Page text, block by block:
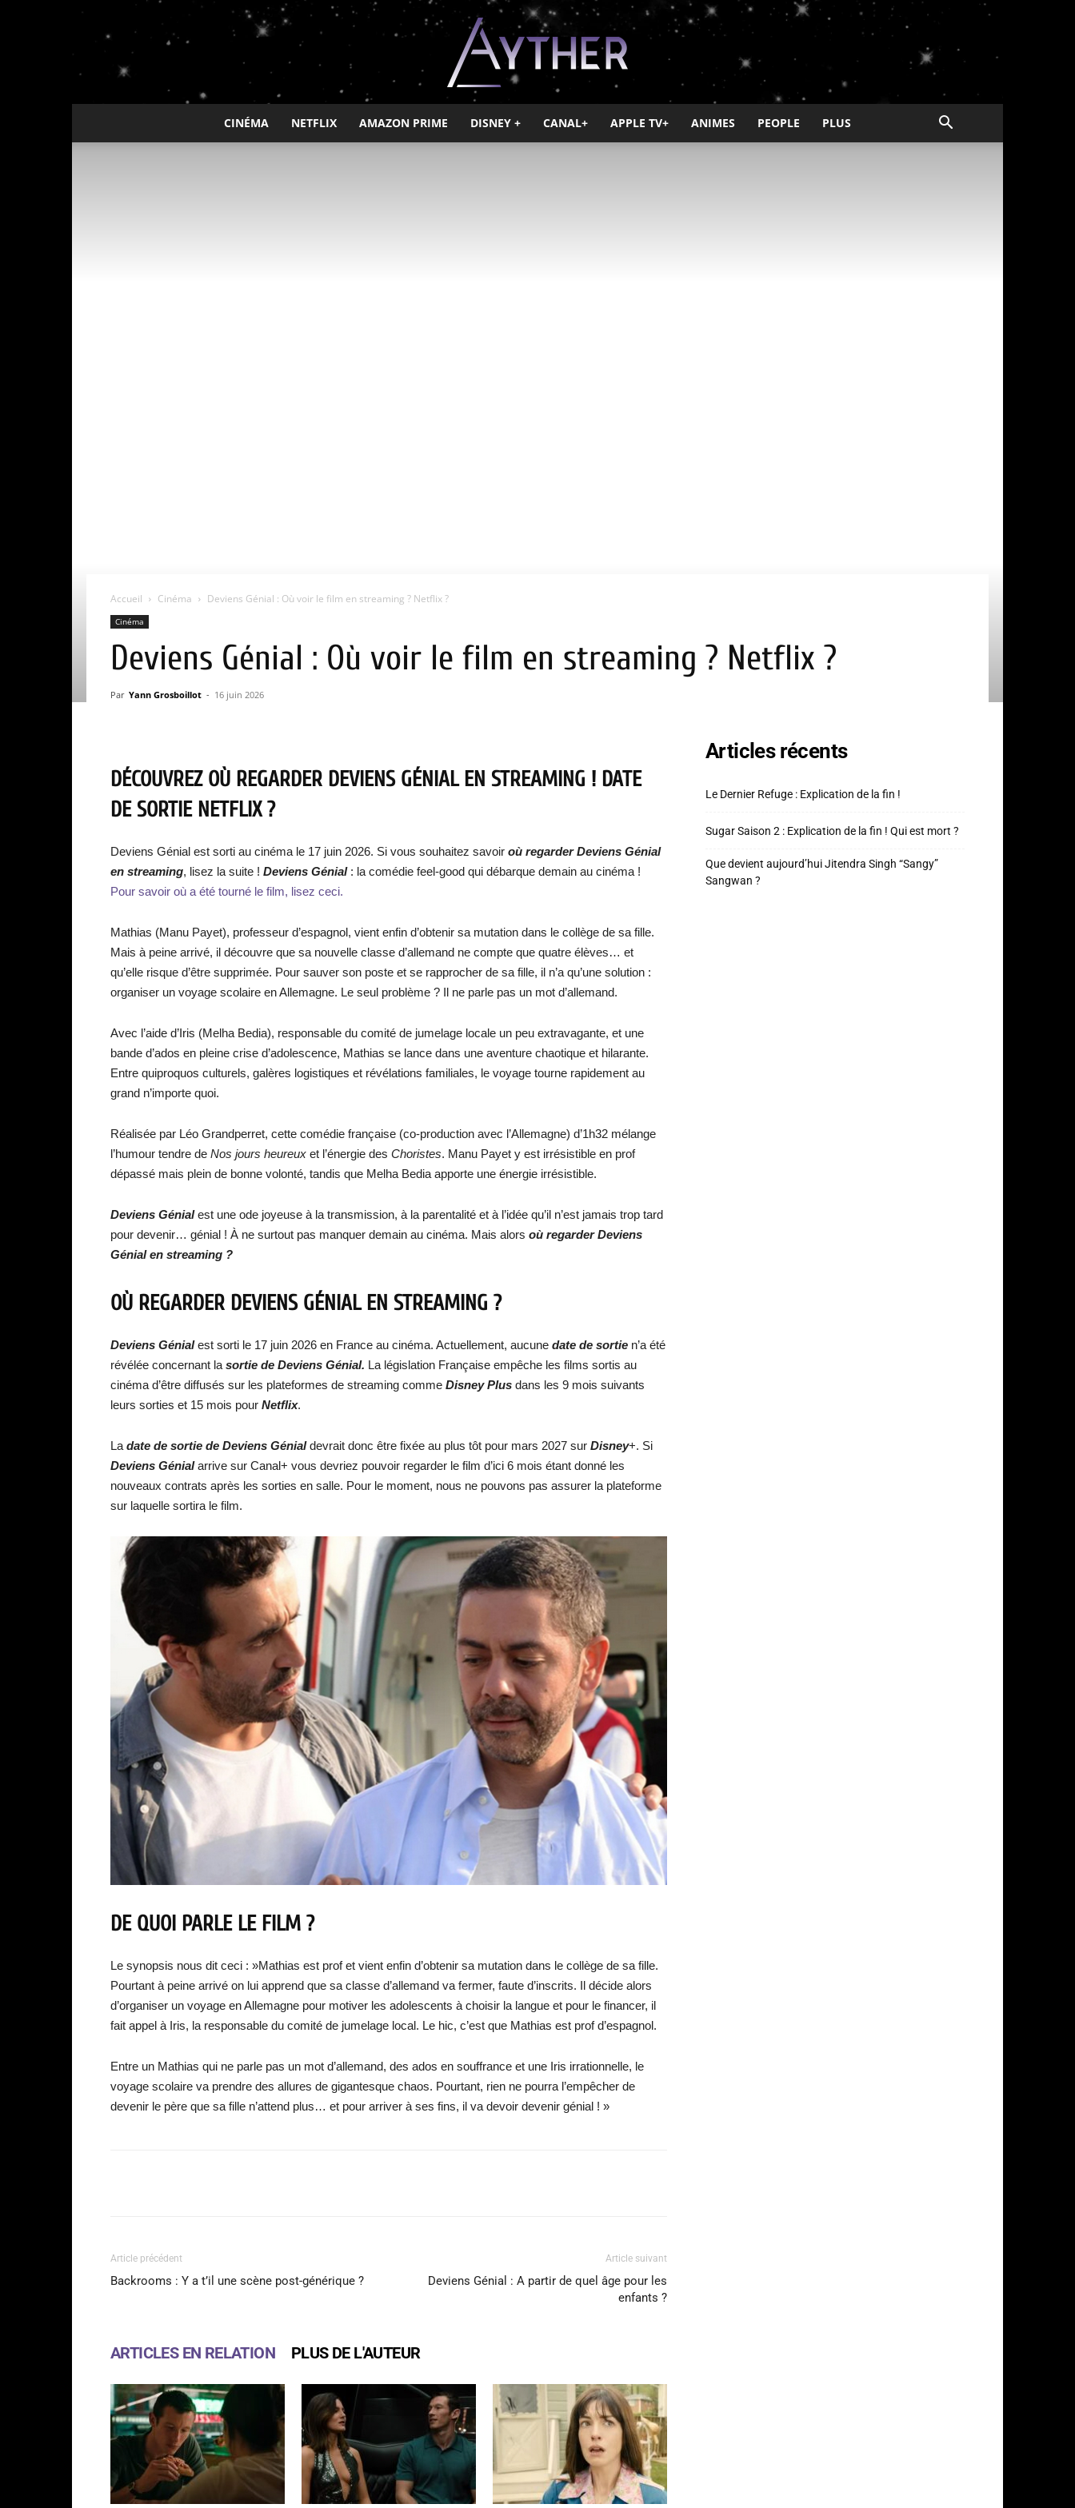
Ayther
CINÉMA NETFLIX AMAZON PRIME DISNEY + CANAL+ APPLE TV+ ANIMES PEOPLE PLUS
Accueil Cinéma Deviens Génial : Où voir le film en streaming ? Netflix ?
Cinéma
Deviens Génial : Où voir le film en streaming ? Netflix ?
Par Yann Grosboillot - 16 juin 2026
DÉCOUVREZ OÙ REGARDER DEVIENS GÉNIAL EN STREAMING ! DATE
DE SORTIE NETFLIX ?
Deviens Génial est sorti au cinéma le 17 juin 2026. Si vous souhaitez savoir où regarder Deviens Génial
en streaming, lisez la suite ! Deviens Génial : la comédie feel-good qui débarque demain au cinéma !
Pour savoir où a été tourné le film, lisez ceci.
Mathias (Manu Payet), professeur d’espagnol, vient enfin d’obtenir sa mutation dans le collège de sa fille.
Mais à peine arrivé, il découvre que sa nouvelle classe d’allemand ne compte que quatre élèves… et
qu’elle risque d’être supprimée. Pour sauver son poste et se rapprocher de sa fille, il n’a qu’une solution :
organiser un voyage scolaire en Allemagne. Le seul problème ? Il ne parle pas un mot d’allemand.
Avec l’aide d’Iris (Melha Bedia), responsable du comité de jumelage locale un peu extravagante, et une
bande d’ados en pleine crise d’adolescence, Mathias se lance dans une aventure chaotique et hilarante.
Entre quiproquos culturels, galères logistiques et révélations familiales, le voyage tourne rapidement au
grand n’importe quoi.
Réalisée par Léo Grandperret, cette comédie française (co-production avec l’Allemagne) d’1h32 mélange
l’humour tendre de Nos jours heureux et l’énergie des Choristes. Manu Payet y est irrésistible en prof
dépassé mais plein de bonne volonté, tandis que Melha Bedia apporte une énergie irrésistible.
Deviens Génialest une ode joyeuse à la transmission, à la parentalité et à l’idée qu’il n’est jamais trop tard
pour devenir… génial ! À ne surtout pas manquer demain au cinéma. Mais alors où regarder Deviens
Génial en streaming ?
OÙ REGARDER DEVIENS GÉNIAL EN STREAMING ?
Deviens Génial est sorti le 17 juin 2026 en France au cinéma. Actuellement, aucune date de sortie n’a été
révélée concernant la sortie de Deviens Génial. La législation Française empêche les films sortis au
cinéma d’être diffusés sur les plateformes de streaming comme Disney Plus dans les 9 mois suivants
leurs sorties et 15 mois pour Netflix.
La date de sortie de Deviens Génial devrait donc être fixée au plus tôt pour mars 2027 sur Disney+. Si
Deviens Génial arrive sur Canal+ vous devriez pouvoir regarder le film d’ici 6 mois étant donné les
nouveaux contrats après les sorties en salle. Pour le moment, nous ne pouvons pas assurer la plateforme
sur laquelle sortira le film.
DE QUOI PARLE LE FILM ?
Le synopsis nous dit ceci : »Mathias est prof et vient enfin d’obtenir sa mutation dans le collège de sa fille.
Pourtant à peine arrivé on lui apprend que sa classe d’allemand va fermer, faute d’inscrits. Il décide alors
d’organiser un voyage en Allemagne pour motiver les adolescents à choisir la langue et pour le financer, il
fait appel à Iris, la responsable du comité de jumelage local. Le hic, c’est que Mathias est prof d’espagnol.
Entre un Mathias qui ne parle pas un mot d’allemand, des ados en souffrance et une Iris irrationnelle, le
voyage scolaire va prendre des allures de gigantesque chaos. Pourtant, rien ne pourra l’empêcher de
devenir le père que sa fille n’attend plus… et pour arriver à ses fins, il va devoir devenir génial ! »
Article précédent
Backrooms : Y a t’il une scène post-générique ?
Article suivant
Deviens Génial : A partir de quel âge pour les
enfants ?
ARTICLES EN RELATION PLUS DE L'AUTEUR
Articles récents
Le Dernier Refuge : Explication de la fin !
Sugar Saison 2 : Explication de la fin ! Qui est mort ?
Que devient aujourd’hui Jitendra Singh “Sangy”
Sangwan ?